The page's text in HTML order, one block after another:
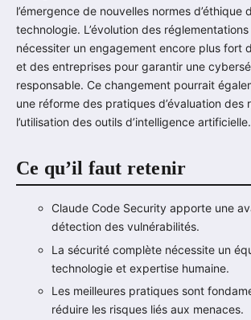
l’émergence de nouvelles normes d’éthique
technologie. L’évolution des
nécessiter un engagement encore plus fort
et des entreprises pour garantir une
responsable. Ce changement pourrait
une réforme des pratiques d’évaluation des
l’utilisation des outils d’intelligence artificielle.
Ce qu’il faut retenir
Claude Code Security apporte une
détection des vulnérabilités.
La sécurité complète nécessite un
technologie et expertise humaine.
Les meilleures pratiques sont
réduire les risques liés aux menaces.